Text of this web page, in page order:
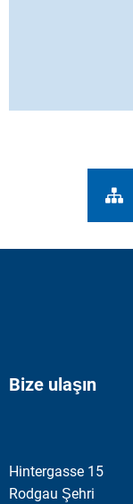
Bize ulaşın
Hintergasse 15
Rodgau Şehri